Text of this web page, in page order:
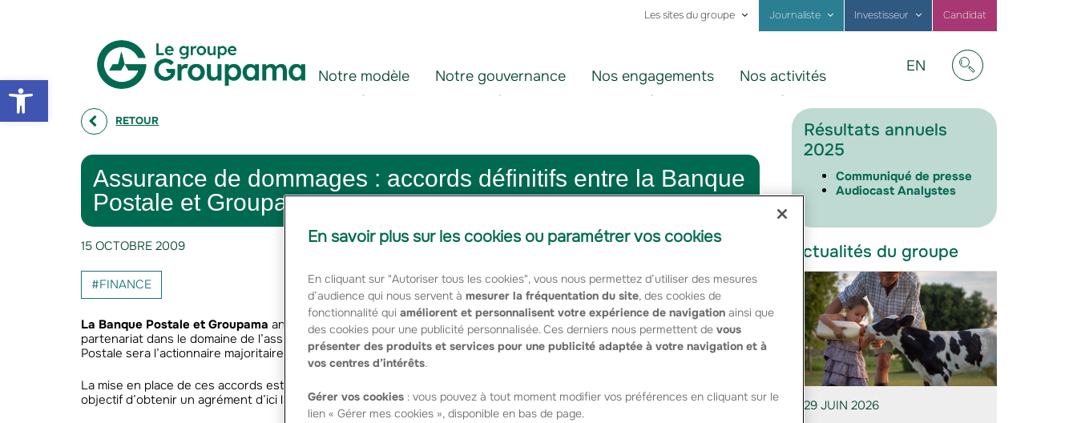
Open toolbar
Les sites du groupe Journaliste Investisseur Candidat
Notre modèle Notre gouvernance Nos engagements Nos activités
Visit
in
English
EN
RETOUR
Assurance de dommages : accords définitifs entre la Banque
Postale et Groupama
15 OCTOBRE 2009
#FINANCE
La Banque Postale et Groupama annoncent qu’ils ont conclu, le 12 octobre 2009, les accords définitifs de leur
partenariat dans le domaine de l’assurance de dommages. Ceux-ci visent à créer une co-entreprise, dont la Banque
Postale sera l’actionnaire majoritaire.
La mise en place de ces accords est conditionnée à l’obtention des autorisations administratives nécessaires, avec pour
objectif d’obtenir un agrément d’ici la fin de l’année.
Résultats annuels
2025
Communiqué de presse
Audiocast Analystes
Actualités du groupe
29 JUIN 2026
En savoir plus sur les cookies ou paramétrer vos cookies
En cliquant sur "Autoriser tous les cookies", vous nous permettez d’utiliser des mesures
d’audience qui nous servent à mesurer la fréquentation du site, des cookies de
fonctionnalité qui améliorent et personnalisent votre expérience de navigation ainsi que
des cookies pour une publicité personnalisée. Ces derniers nous permettent de vous
présenter des produits et services pour une publicité adaptée à votre navigation et à
vos centres d’intérêts.
Gérer vos cookies : vous pouvez à tout moment modifier vos préférences en cliquant sur le
lien « Gérer mes cookies », disponible en bas de page.